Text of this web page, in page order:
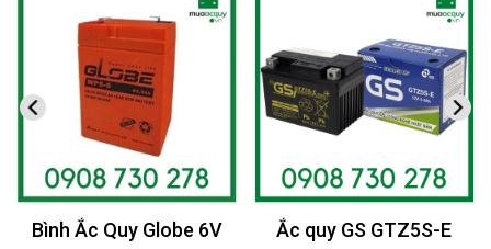
Bình Ắc Quy Globe 6V
Ắc quy GS GTZ5S-E